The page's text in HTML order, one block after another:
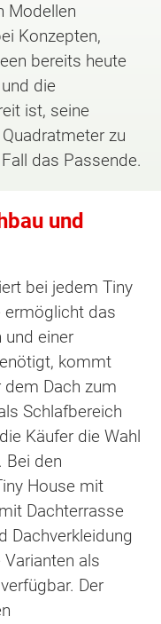
Modellen
Konzepten,
bereits heute
die
ist, seine
zu
das Passende.
und
bei jedem Tiny
ermöglicht das
und einer
kommt
dem Dach zum
Schlafbereich
Käufer die Wahl
Bei den
House mit
Dachterrasse
Dachverkleidung
als
Der